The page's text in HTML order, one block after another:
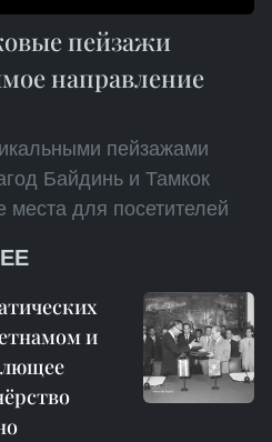
пейзажи
направление
пейзажами
Байдинь и Тамкок
для посетителей
и